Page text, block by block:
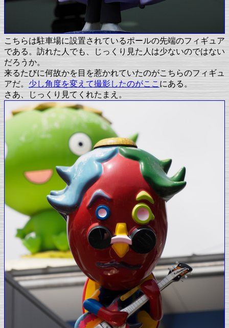
こちらは駐車場に設置されているポールの先端のフィギュア
である。訪れた人でも、じっくり見た人は少ないのではない
だろうか。
来るたびに何故かを目を惹かれていたのがこちらのフィギュ
アだ。 少し角度を変えて撮影したのがここ にある。
さあ、じっくり見てくれたまえ。